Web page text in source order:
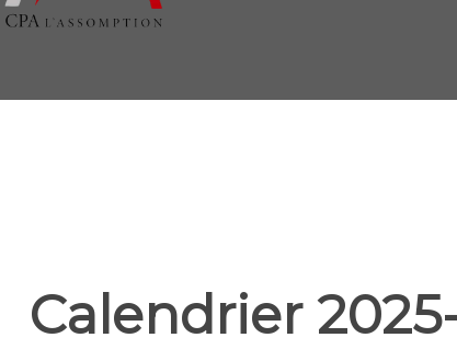
Calendrier